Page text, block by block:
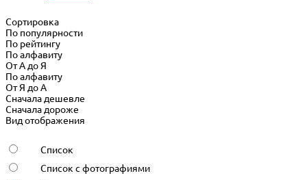
Сортировка
По популярности
По рейтингу
По алфавиту
От А до Я
По алфавиту
От Я до А
Сначала дешевле
Сначала дороже
Вид отображения
Список
Список с фотографиями